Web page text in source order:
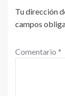
Tu dirección
campos
Comentario *